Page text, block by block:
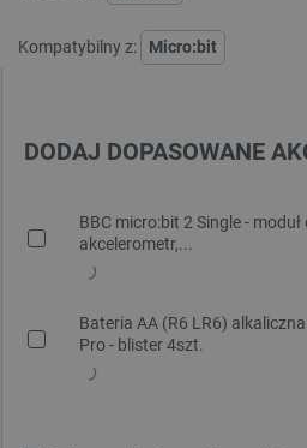
Kompatybilny z: Micro:bit
DODAJ DOPASOWANE
BBC micro:bit 2 Single -
akcelerometr,...
Bateria AA (R6 LR6)
Pro - blister 4szt.